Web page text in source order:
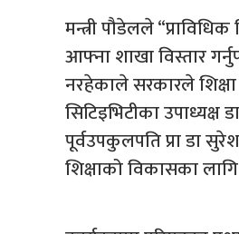
मन्त्री पौडेलले
आफ्ना शाखा विस्तार
नरहेकाले सरकारले शिक्षा
सिटिइभिटीका
पूर्वउपकुलपति प्रा डा
शिक्षाको विकासका लागि